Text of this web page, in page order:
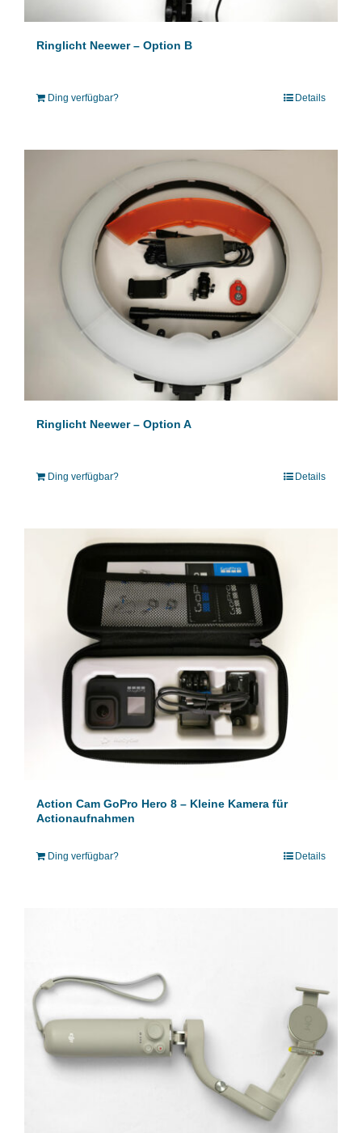
Ringlicht Neewer – Option B
Ding verfügbar? Details
Ringlicht Neewer – Option A
Ding verfügbar? Details
Action Cam GoPro Hero 8 – Kleine Kamera für
Actionaufnahmen
Ding verfügbar? Details